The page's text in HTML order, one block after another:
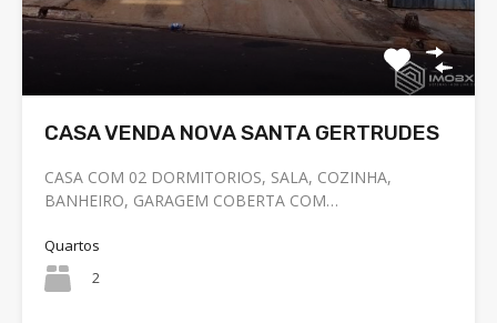
CASA VENDA NOVA SANTA GERTRUDES
CASA COM 02 DORMITORIOS, SALA, COZINHA,
BANHEIRO, GARAGEM COBERTA COM…
Quartos
2